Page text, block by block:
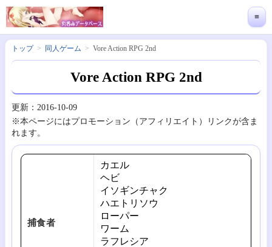
≡
トップ 同人ゲーム Vore Action RPG 2nd
Vore Action RPG 2nd
更新：2016-10-09
※本ページにはプロモーション（アフィリエイト）リンクが含ま
れます。
捕食者
カエル
ヘビ
イソギンチャク
ハエトリソウ
ローパー
ワーム
ラフレシア